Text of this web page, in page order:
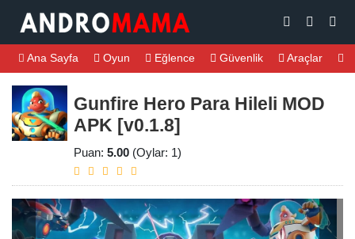
Ana Sayfa Oyun Eğlence Güvenlik Araçlar
Gunfire Hero Para Hileli MOD
APK [v0.1.8]
Puan: 5.00 (Oylar: 1)